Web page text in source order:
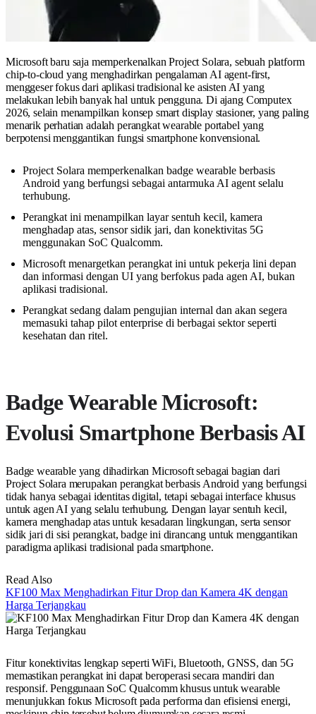
Microsoft baru saja memperkenalkan Project Solara, sebuah platform
chip-to-cloud yang menghadirkan pengalaman AI agent-first,
menggeser fokus dari aplikasi tradisional ke asisten AI yang
melakukan lebih banyak hal untuk pengguna. Di ajang Computex
2026, selain menampilkan konsep smart display stasioner, yang paling
menarik perhatian adalah perangkat wearable portabel yang
berpotensi menggantikan fungsi smartphone konvensional.
Project Solara memperkenalkan badge wearable berbasis
Android yang berfungsi sebagai antarmuka AI agent selalu
terhubung.
Perangkat ini menampilkan layar sentuh kecil, kamera
menghadap atas, sensor sidik jari, dan konektivitas 5G
menggunakan SoC Qualcomm.
Microsoft menargetkan perangkat ini untuk pekerja lini depan
dan informasi dengan UI yang berfokus pada agen AI, bukan
aplikasi tradisional.
Perangkat sedang dalam pengujian internal dan akan segera
memasuki tahap pilot enterprise di berbagai sektor seperti
kesehatan dan ritel.
Badge Wearable Microsoft:
Evolusi Smartphone Berbasis AI
Badge wearable yang dihadirkan Microsoft sebagai bagian dari
Project Solara merupakan perangkat berbasis Android yang berfungsi
tidak hanya sebagai identitas digital, tetapi sebagai interface khusus
untuk agen AI yang selalu terhubung. Dengan layar sentuh kecil,
kamera menghadap atas untuk kesadaran lingkungan, serta sensor
sidik jari di sisi perangkat, badge ini dirancang untuk menggantikan
paradigma aplikasi tradisional pada smartphone.
Read Also
KF100 Max Menghadirkan Fitur Drop dan Kamera 4K dengan
Harga Terjangkau
Fitur konektivitas lengkap seperti WiFi, Bluetooth, GNSS, dan 5G
memastikan perangkat ini dapat beroperasi secara mandiri dan
responsif. Penggunaan SoC Qualcomm khusus untuk wearable
menunjukkan fokus Microsoft pada performa dan efisiensi energi,